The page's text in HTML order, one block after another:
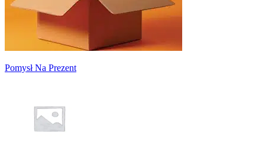
Pomysł Na Prezent